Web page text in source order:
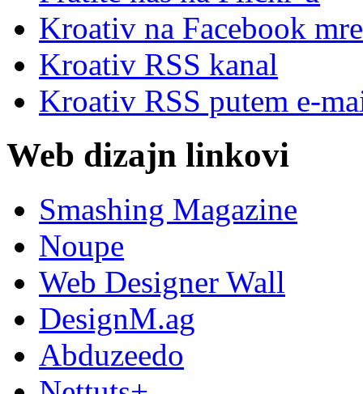
Kroativ na Facebook
Kroativ RSS kanal
Kroativ RSS putem e-
Web dizajn linkovi
Smashing Magazine
Noupe
Web Designer Wall
DesignM.ag
Abduzeedo